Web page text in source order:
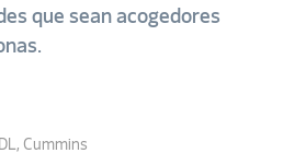
que sean acogedores
, Cummins